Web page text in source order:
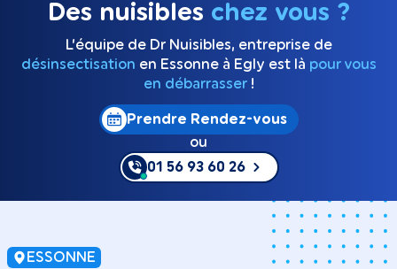
Des nuisibles chez vous ?
L’équipe de Dr Nuisibles, entreprise de
désinsectisation en Essonne à Egly est là pour vous
en débarrasser!
Prendre Rendez-vous
ou
01 56 93 60 26
ESSONNE